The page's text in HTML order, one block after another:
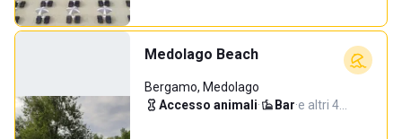
Medolago Beach
Bergamo, Medolago
Accesso animali· Bar·e altri 4…